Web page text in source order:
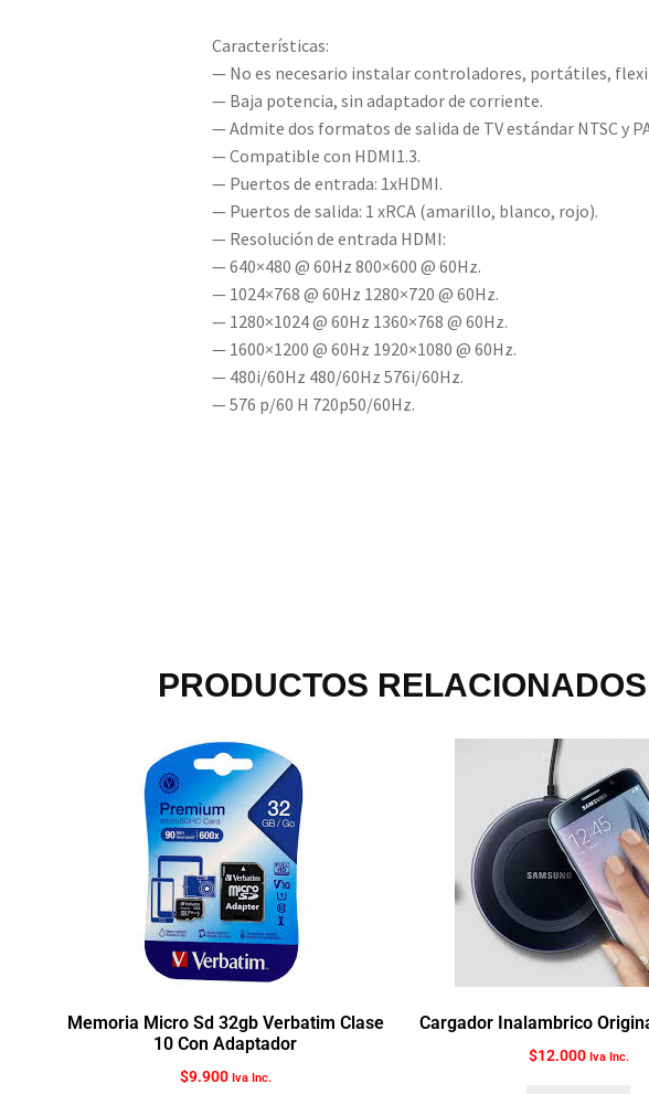
Características:
— No es necesario instalar controladores, portátiles,
— Baja potencia, sin adaptador de corriente.
— Admite dos formatos de salida de TV estándar NTSC y
— Compatible con HDMI1.3.
— Puertos de entrada: 1xHDMI.
— Puertos de salida: 1 xRCA (amarillo, blanco, rojo).
— Resolución de entrada HDMI:
— 640×480 @ 60Hz 800×600 @ 60Hz.
— 1024×768 @ 60Hz 1280×720 @ 60Hz.
— 1280×1024 @ 60Hz 1360×768 @ 60Hz.
— 1600×1200 @ 60Hz 1920×1080 @ 60Hz.
— 480i/60Hz 480/60Hz 576i/60Hz.
— 576 p/60 H 720p50/60Hz.
PRODUCTOS RELACIONADOS
Memoria Micro Sd 32gb Verbatim Clase
10 Con Adaptador
$9.900 Iva Inc.
Cargador Inalambrico
$12.000 Iva Inc.